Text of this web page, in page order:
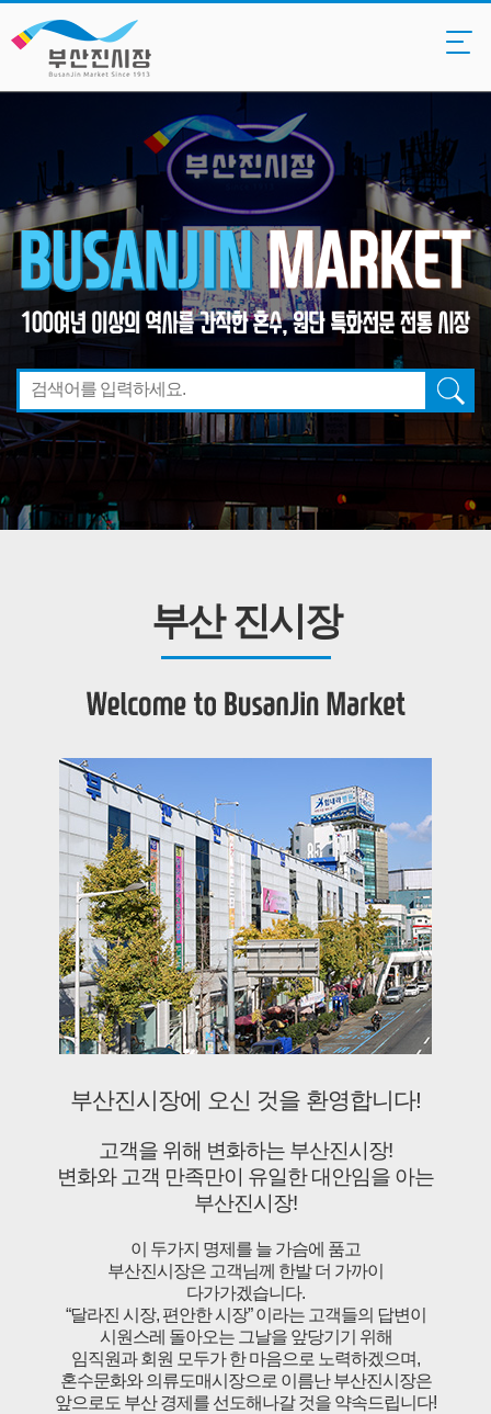
부산 진시장
부산진시장에 오신 것을 환영합니다!
고객을 위해 변화하는 부산진시장!
변화와 고객 만족만이 유일한 대안임을 아는
부산진시장!
이 두가지 명제를 늘 가슴에 품고
부산진시장은 고객님께 한발 더 가까이
다가가겠습니다.
“달라진 시장, 편안한 시장” 이라는 고객들의 답변이
시원스레 돌아오는 그날을 앞당기기 위해
임직원과 회원 모두가 한 마음으로 노력하겠으며,
혼수문화와 의류도매시장으로 이름난 부산진시장은
앞으로도 부산 경제를 선도해나갈 것을 약속드립니다!